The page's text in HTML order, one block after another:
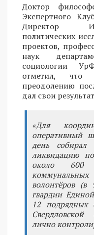
Доктор
Экспертного
Директор
политических
проектов,
наук
социологии
отметил, что
преодолению
дал свои
«Для
оперативный
день собирал
ликвидацию
около 600
волонтёров
гвардии
12 подрядных
лично